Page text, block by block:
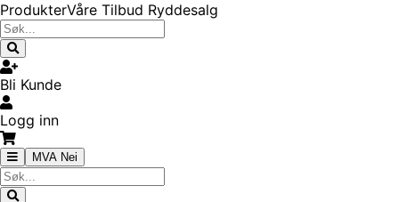
ProdukterVåre Tilbud Ryddesalg
Bli Kunde
Logg inn
MVA Nei